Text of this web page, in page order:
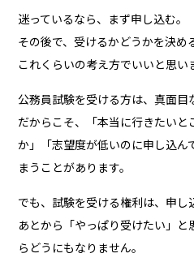
迷っているなら、まず申し込む。
その後で、受けるかどうかを決め
これくらいの考え方でいいと思い
公務員試験を受ける方は、真面目
だからこそ、「本当に行きたい
か」「志望度が低いのに申し込ん
まうことがあります。
でも、試験を受ける権利は、申し
あとから「やっぱり受けたい」と
らどうにもなりません。